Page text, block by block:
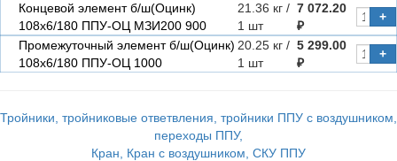
Концевой элемент б/ш(Оцинк)
108х6/180 ППУ-ОЦ МЗИ200 900
21.36 кг /
1 шт
7 072.20
₽
+
Промежуточный элемент б/ш(Оцинк)
108х6/180 ППУ-ОЦ 1000
20.25 кг /
1 шт
5 299.00
₽
+
Тройники, тройниковые ответвления, тройники ППУ с воздушником,
переходы ППУ,
Кран, Кран с воздушником, СКУ ППУ